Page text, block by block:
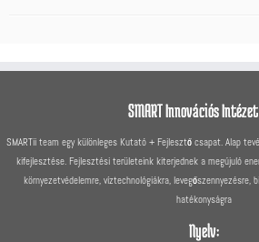
SMART Innovációs
SMARTii team egy különleges Kutató + Fejlesztő csapat. Alap
kifejlesztése. Fejlesztési területeink kiterjednek a megújuló
környezetvédelemre, víztechnológiákra, levegőszennyezésre,
hatékonyságra
Nyelv: